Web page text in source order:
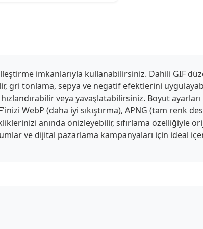
imkanlarıyla kullanabilirsiniz. Dahili GIF
gri tonlama, sepya ve negatif efektlerini
veya yavaşlatabilirsiniz. Boyut
WebP (daha iyi sıkıştırma), APNG (tam renk
anında önizleyebilir, sıfırlama özelliğiyle
ve dijital pazarlama kampanyaları için ideal